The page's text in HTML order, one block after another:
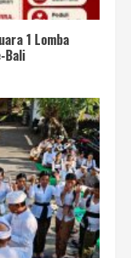
1 Lomba
Bali